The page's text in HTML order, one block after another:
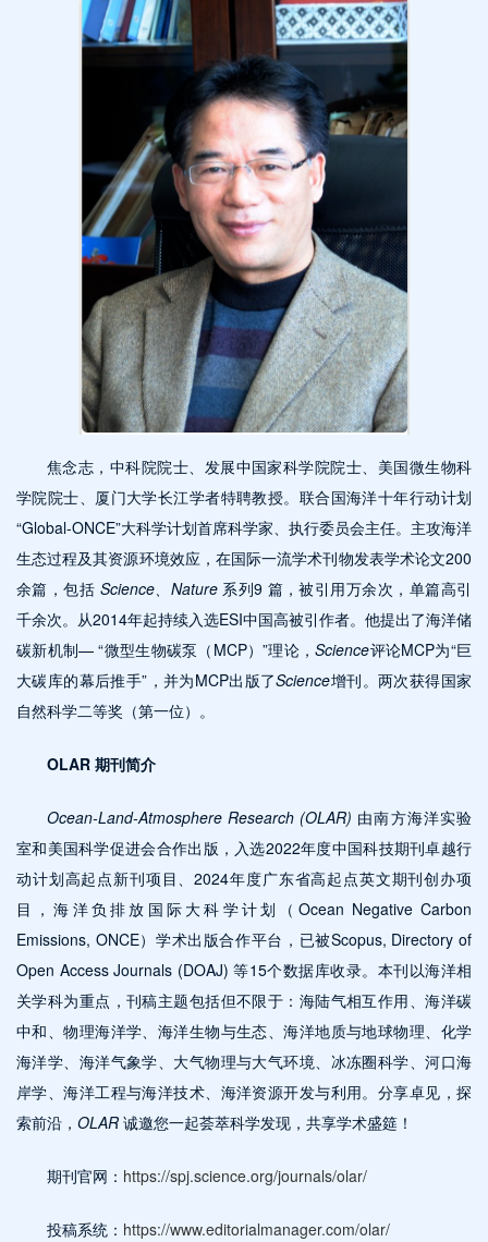
焦念志，中科院院士、发展中国家科学院院士、美国微生物科
学院院士、厦门大学长江学者特聘教授。联合国海洋十年行动计划
“Global-ONCE”大科学计划首席科学家、执行委员会主任。主攻海洋
生态过程及其资源环境效应，在国际一流学术刊物发表学术论文200
余篇，包括 Science、Nature系列9 篇，被引用万余次，单篇高引
千余次。从2014年起持续入选ESI中国高被引作者。他提出了海洋储
碳新机制— “微型生物碳泵（MCP）”理论，Science评论MCP为“巨
大碳库的幕后推手”，并为MCP出版了Science增刊。两次获得国家
自然科学二等奖（第一位）。
OLAR 期刊简介
Ocean-Land-Atmosphere Research (OLAR) 由南方海洋实验
室和美国科学促进会合作出版，入选2022年度中国科技期刊卓越行
动计划高起点新刊项目、2024年度广东省高起点英文期刊创办项
目，海洋负排放国际大科学计划（Ocean Negative Carbon
Emissions, ONCE）学术出版合作平台，已被Scopus, Directory of
Open Access Journals (DOAJ) 等15个数据库收录。本刊以海洋相
关学科为重点，刊稿主题包括但不限于：海陆气相互作用、海洋碳
中和、物理海洋学、海洋生物与生态、海洋地质与地球物理、化学
海洋学、海洋气象学、大气物理与大气环境、冰冻圈科学、河口海
岸学、海洋工程与海洋技术、海洋资源开发与利用。分享卓见，探
索前沿， OLAR 诚邀您一起荟萃科学发现，共享学术盛筵！
期刊官网： https://spj.science.org/journals/olar/
投稿系统： https://www.editorialmanager.com/olar/